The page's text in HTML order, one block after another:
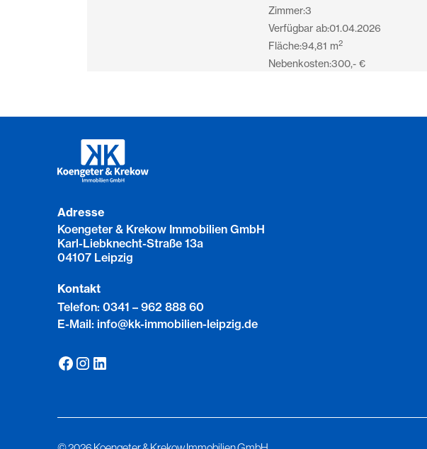
Zimmer:3
Verfügbar ab:01.04.2026
Fläche:94,81 m2
Nebenkosten:300,- €
Adresse
Koengeter & Krekow Immobilien GmbH
Karl-Liebknecht-Straße 13a
04107 Leipzig
Kontakt
Telefon: 0341 – 962 888 60
E-Mail: info@kk-immobilien-leipzig.de